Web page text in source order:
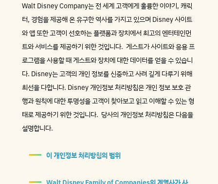
Walt Disney Company는 전 세계 고객에게 훌륭한 이야기, 캐릭
터, 경험을 제공해 온 유구한 역사를 가지고 있으며 Disney 사이트
와 앱 또한 고객이 선호하는 플랫폼과 장치에서 최고의 엔터테인먼
트와 서비스를 제공하기 위한 것입니다. 게스트가 사이트와 응용 프
로그램을 사용할 때 게스트와 장치에 대한 데이터를 얻을 수 있습니
다. Disney는 고객의 개인 정보를 신중하고 사려 깊게 다루기 위해
최선을 다합니다. Disney 개인정보 처리방침은 개인 정보 보호 관
행과 원칙에 대한 투명성을 고객이 찾아보고 읽고 이해할 수 있는 형
태로 제공하기 위한 것입니다. 당사의 개인정보 처리방침은 다음을
설명합니다.
이 개인정보 처리방침의 범위
Walt Disney Family of Companies의 계열사가 사